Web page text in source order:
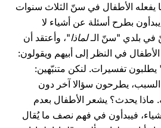
يفعله الأطفال في سنّ الثلاث سنوات
بطرح أسئلة عن أشياء لا
في بلدي "سنّ الـلماذا"، وأعتقد أن
الأطفال في النظر إلى أبيهم ويقولون:
يطلبون تفسيرات. لنكن متنبّهين:
يطرحون سؤالا آخر دون
ماذا يحدث؟ يشعر الأطفال بعدم
فيبدأون في فهم نصف ما يُقال